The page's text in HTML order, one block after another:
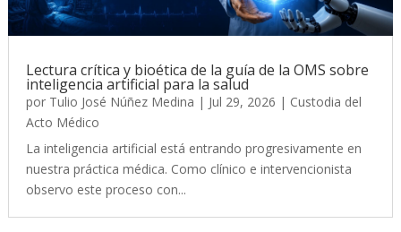
Lectura crítica y bioética de la guía de la OMS sobre
inteligencia artificial para la salud
por Tulio José Núñez Medina | Jul 29, 2026 | Custodia del
Acto Médico
La inteligencia artificial está entrando progresivamente en
nuestra práctica médica. Como clínico e intervencionista
observo este proceso con...